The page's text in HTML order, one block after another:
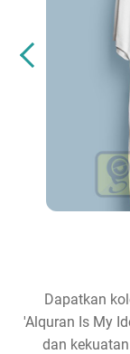
Dapatkan
'Alquran Is My
dan